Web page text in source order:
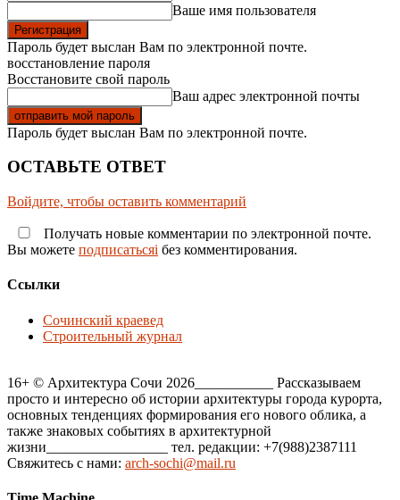
Ваше имя пользователя
Пароль будет выслан Вам по электронной почте.
восстановление пароля
Восстановите свой пароль
Ваш адрес электронной почты
Пароль будет выслан Вам по электронной почте.
ОСТАВЬТЕ ОТВЕТ
Войдите, чтобы оставить комментарий
Получать новые комментарии по электронной почте.
Вы можете подписатьсяi без комментирования.
Ссылки
Сочинский краевед
Строительный журнал
16+ © Архитектура Сочи 2026___________ Рассказываем
просто и интересно об истории архитектуры города курорта,
основных тенденциях формирования его нового облика, а
также знаковых событиях в архитектурной
жизни_________________ тел. редакции: +7(988)2387111
Свяжитесь с нами: arch-sochi@mail.ru